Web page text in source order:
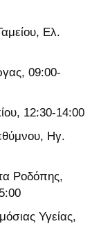
Ελ.
09:00-
12:30-14:00
Ηγ.
Ροδόπης,
Υγείας,